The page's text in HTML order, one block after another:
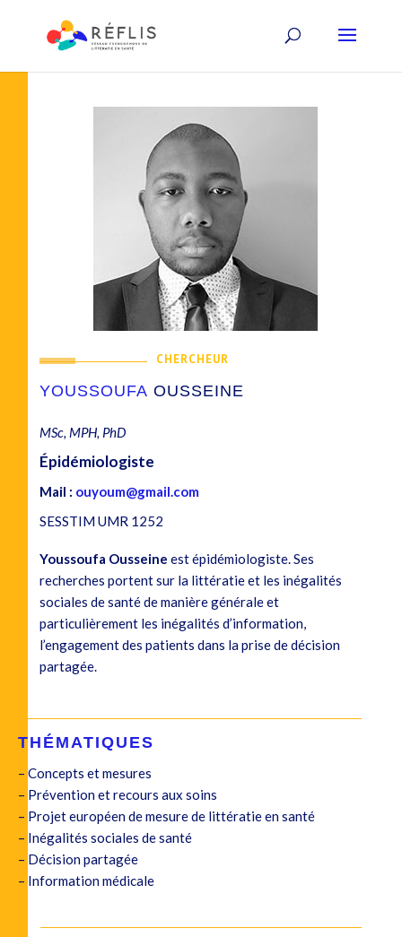
CHERCHEUR
YOUSSOUFA OUSSEINE
MSc, MPH, PhD
Épidémiologiste
Mail : ouyoum@gmail.com
SESSTIM UMR 1252
Youssoufa Ousseine est épidémiologiste. Ses
recherches portent sur la littératie et les inégalités
sociales de santé de manière générale et
particulièrement les inégalités d’information,
l’engagement des patients dans la prise de décision
partagée.
THÉMATIQUES
– Concepts et mesures
– Prévention et recours aux soins
– Projet européen de mesure de littératie en santé
– Inégalités sociales de santé
– Décision partagée
– Information médicale